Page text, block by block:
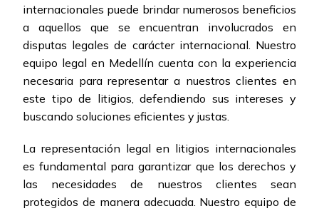
internacionales puede brindar numerosos beneficios
a aquellos que se encuentran involucrados en
disputas legales de carácter internacional. Nuestro
equipo legal en Medellín cuenta con la experiencia
necesaria para representar a nuestros clientes en
este tipo de litigios, defendiendo sus intereses y
buscando soluciones eficientes y justas.
La representación legal en litigios internacionales
es fundamental para garantizar que los derechos y
las necesidades de nuestros clientes sean
protegidos de manera adecuada. Nuestro equipo de